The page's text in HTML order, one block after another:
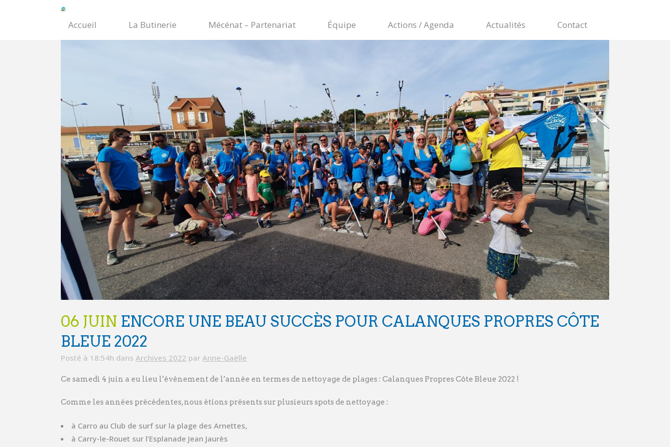
Accueil La Butinerie Mécénat – Partenariat Équipe Actions / Agenda Actualités Contact
06 JUIN ENCORE UNE BEAU SUCCÈS POUR CALANQUES PROPRES CÔTE
BLEUE 2022
Posté à 18:54h dans Archives 2022 par Anne-Gaëlle
Ce samedi 4 juin a eu lieu l’événement de l’année en termes de nettoyage de plages : Calanques Propres Côte Bleue 2022 !
Comme les années précédentes, nous étions présents sur plusieurs spots de nettoyage :
à Carro au Club de surf sur la plage des Arnettes,
à Carry-le-Rouet sur l’Esplanade Jean Jaurès